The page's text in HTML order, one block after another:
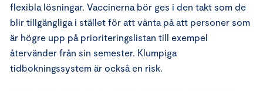
flexibla lösningar. Vaccinerna bör ges i den takt som de
blir tillgängliga i stället för att vänta på att personer som
är högre upp på prioriteringslistan till exempel
återvänder från sin semester. Klumpiga
tidbokningssystem är också en risk.